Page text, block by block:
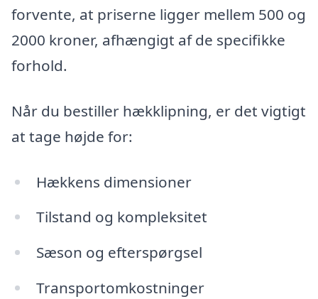
forvente, at priserne ligger mellem 500 og
2000 kroner, afhængigt af de specifikke
forhold.
Når du bestiller hækklipning, er det vigtigt
at tage højde for:
Hækkens dimensioner
Tilstand og kompleksitet
Sæson og efterspørgsel
Transportomkostninger